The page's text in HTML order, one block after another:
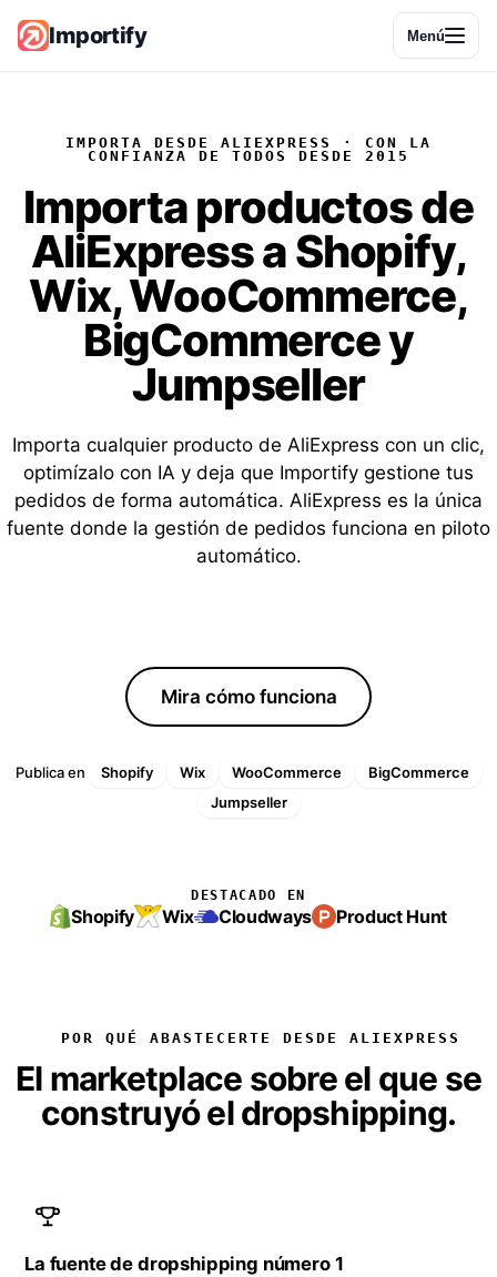
Importify Menú
IMPORTA DESDE ALIEXPRESS · CON LA
CONFIANZA DE TODOS DESDE 2015
Importaproductos de
AliExpressa Shopify,
Wix, WooCommerce,
BigCommerce y
Jumpseller
Importa cualquier producto de AliExpress con un clic,
optimízalo con IA y deja que Importify gestione tus
pedidos de forma automática. AliExpress es la única
fuente donde la gestión de pedidos funciona en piloto
automático.
Mira cómo funciona
Publica en Shopify Wix WooCommerce
BigCommerce
Jumpseller
DESTACADO EN
Shopify Wix Cloudways Product Hunt
POR QUÉ ABASTECERTE DESDE ALIEXPRESS
El marketplace sobre el que se
construyó el dropshipping.
La fuente de dropshipping número 1